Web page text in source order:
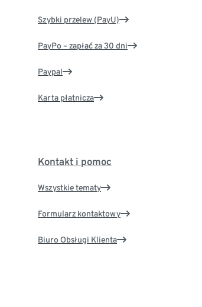
Szybki przelew (PayU)
PayPo – zapłać za 30 dni
Paypal
Karta płatnicza
Kontakt i pomoc
Wszystkie tematy
Formularz kontaktowy
Biuro Obsługi Klienta